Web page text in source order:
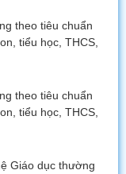
theo tiêu chuẩn
tiểu học, THCS,
theo tiêu chuẩn
tiểu học, THCS,
Giáo dục thường